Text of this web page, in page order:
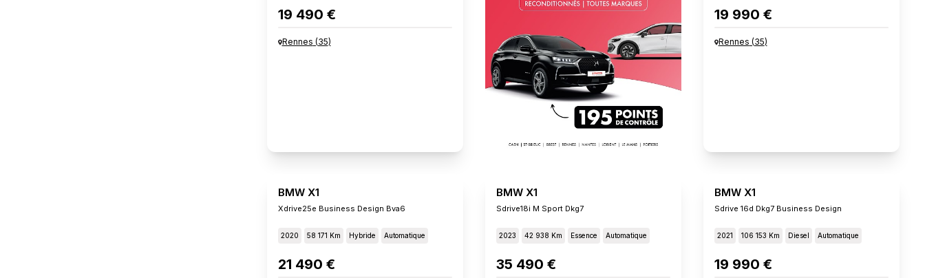
19 490 €
Rennes (35)
19 990 €
Rennes (35)
BMW X1
Xdrive25e Business Design Bva6
2020 58 171 Km Hybride Automatique
21 490 €
BMW X1
Sdrive18i M Sport Dkg7
2023 42 938 Km Essence Automatique
35 490 €
BMW X1
Sdrive 16d Dkg7 Business Design
2021 106 153 Km Diesel Automatique
19 990 €